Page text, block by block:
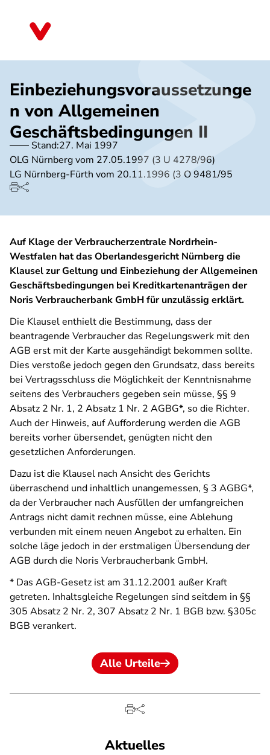
Einbeziehungsvoraussetzunge
n von Allgemeinen
Geschäftsbedingungen II
Stand:27. Mai 1997
OLG Nürnberg vom 27.05.1997 (3 U 4278/96)
LG Nürnberg-Fürth vom 20.11.1996 (3 O 9481/95
Auf Klage der Verbraucherzentrale Nordrhein-
Westfalen hat das Oberlandesgericht Nürnberg die
Klausel zur Geltung und Einbeziehung der Allgemeinen
Geschäftsbedingungen bei Kreditkartenanträgen der
Noris Verbraucherbank GmbH für unzulässig erklärt.
Die Klausel enthielt die Bestimmung, dass der
beantragende Verbraucher das Regelungswerk mit den
AGB erst mit der Karte ausgehändigt bekommen sollte.
Dies verstoße jedoch gegen den Grundsatz, dass bereits
bei Vertragsschluss die Möglichkeit der Kenntnisnahme
seitens des Verbrauchers gegeben sein müsse, §§ 9
Absatz 2 Nr. 1, 2 Absatz 1 Nr. 2 AGBG*, so die Richter.
Auch der Hinweis, auf Aufforderung werden die AGB
bereits vorher übersendet, genügten nicht den
gesetzlichen Anforderungen.
Dazu ist die Klausel nach Ansicht des Gerichts
überraschend und inhaltlich unangemessen, § 3 AGBG*,
da der Verbraucher nach Ausfüllen der umfangreichen
Antrags nicht damit rechnen müsse, eine Ablehung
verbunden mit einem neuen Angebot zu erhalten. Ein
solche läge jedoch in der erstmaligen Übersendung der
AGB durch die Noris Verbraucherbank GmbH.
* Das AGB-Gesetz ist am 31.12.2001 außer Kraft
getreten. Inhaltsgleiche Regelungen sind seitdem in §§
305 Absatz 2 Nr. 2, 307 Absatz 2 Nr. 1 BGB bzw. §305c
BGB verankert.
Alle Urteile
Aktuelles